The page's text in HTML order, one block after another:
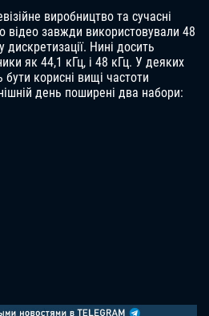
виробництво та сучасні
відео завжди використовували 48
дискретизації. Нині досить
як 44,1 кГц, і 48 кГц. У деяких
корисні вищі частоти
день поширені два набори: